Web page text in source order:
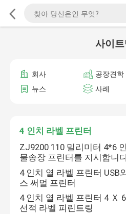
사이트
회사 공장견학
뉴스
사례
4 인치 라벨 프린터
ZJ9200 110 밀리미터 4*6
물송장 프린터를 지시합니
4 인치 열 라벨 프린터 USB
스 써멀 프린터
4 인치 열 라벨 프린터 4 Ｘ
선적 라벨 피린트링